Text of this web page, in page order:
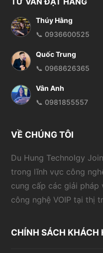
Thúy Hằng
📞 0936600525
Quốc Trung
📞 0968626365
Vân Anh
📞 0981855557
VỀ CHÚNG TÔI
Du Hung Technolgy
trong lĩnh vực công
cung cấp các giải pháp
công nghệ VOIP tại thị
CHÍNH SÁCH KHÁCH